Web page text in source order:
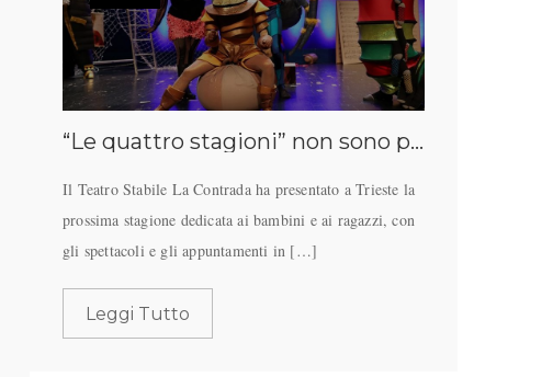
“Le quattro stagioni” non sono più quelle di una volta
Il Teatro Stabile La Contrada ha presentato a Trieste la
prossima stagione dedicata ai bambini e ai ragazzi, con
gli spettacoli e gli appuntamenti in […]
Leggi Tutto